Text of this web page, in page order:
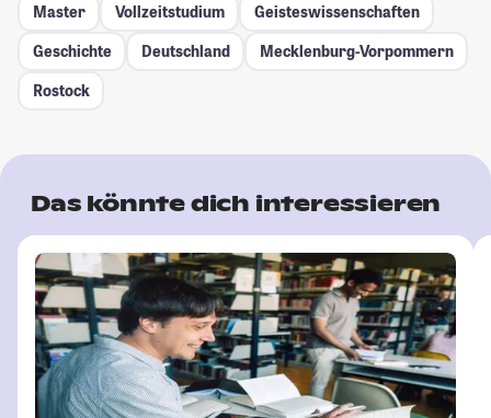
Master
Vollzeitstudium
Geisteswissenschaften
Geschichte
Deutschland
Mecklenburg-Vorpommern
Rostock
Das könnte dich interessieren